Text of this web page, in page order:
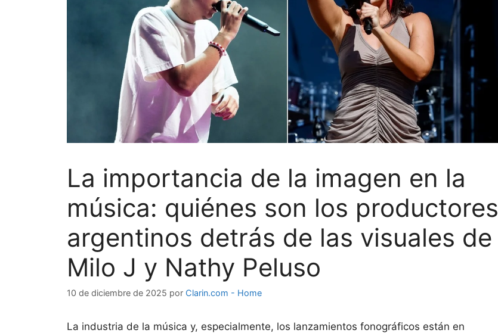
La importancia de la imagen en la
música: quiénes son los productores
argentinos detrás de las visuales de
Milo J y Nathy Peluso
10 de diciembre de 2025 por Clarin.com - Home
La industria de la música y, especialmente, los lanzamientos fonográficos están en